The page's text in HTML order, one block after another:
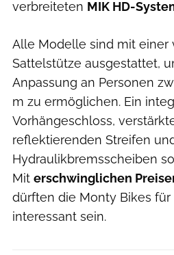
verbreiteten MIK HD-
Alle Modelle sind mit einer
Sattelstütze ausgestattet,
Anpassung an Personen
m zu ermöglichen. Ein
Vorhängeschloss,
reflektierenden Streifen
Hydraulikbremsscheiben
Mit erschwinglichen
dürften die Monty Bikes
interessant sein.